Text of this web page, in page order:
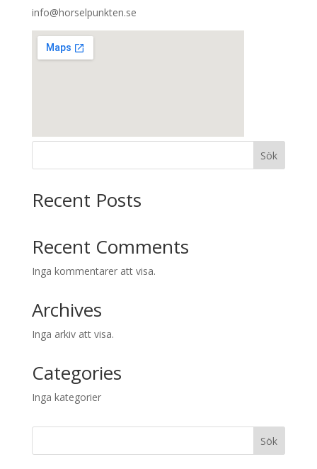
info@horselpunkten.se
Sök
Recent Posts
Recent Comments
Inga kommentarer att visa.
Archives
Inga arkiv att visa.
Categories
Inga kategorier